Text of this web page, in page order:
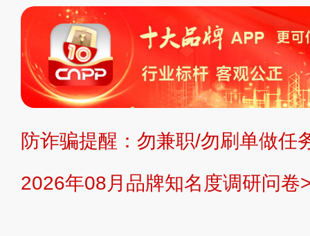
标、LOGO 等）知识产权归本站所
复制、转载、商用。本站不生产产
不代理、不招商、不提供中介服务。
持投资购买的观点或意见，页面信息
提交说明： 快速提交发布>> 提交品
防诈骗提醒：勿兼职/勿刷单做任
2026年08月品牌知名度调研问卷